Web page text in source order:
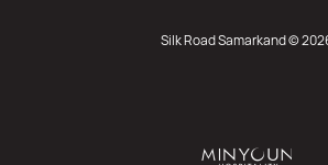
Silk Road Samarkand ©